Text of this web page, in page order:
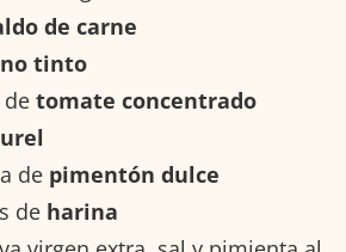
de carne
tinto
de tomate concentrado
de pimentón dulce
de harina